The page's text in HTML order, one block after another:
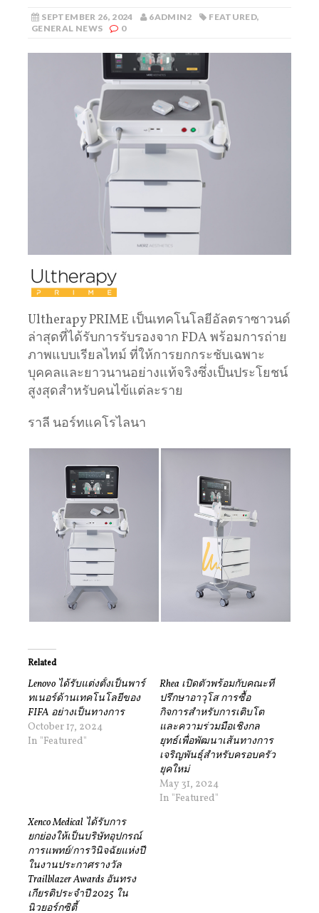
SEPTEMBER 26, 2024 6ADMIN2 FEATURED,
GENERAL NEWS
0
Ultherapy PRIME เป็นเทคโนโลยีอัลตราซาวนด์
ล่าสุดที่ได้รับการรับรองจาก FDA พร้อมการถ่าย
ภาพแบบเรียลไทม์ ที่ให้การยกกระชับเฉพาะ
บุคคลและยาวนานอย่างแท้จริงซึ่งเป็นประโยชน์
สูงสุดสําหรับคนไข้แต่ละราย
ราลี นอร์ทแคโรไลนา
Related
Lenovo ได้รับแต่งตั้งเป็นพาร์
ทเนอร์ด้านเทคโนโลยีของ
FIFA อย่างเป็นทางการ
October 17, 2024
In "Featured"
Rhea เปิดตัวพร้อมกับคณะที่
ปรึกษาอาวุโส การซื้อ
กิจการสำหรับการเติบโต
และความร่วมมือเชิงกล
ยุทธ์เพื่อพัฒนาเส้นทางการ
เจริญพันธุ์สำหรับครอบครัว
ยุคใหม่
May 31, 2024
In "Featured"
Xenco Medical ได้รับการ
ยกย่องให้เป็นบริษัทอุปกรณ์
การแพทย์/การวินิจฉัยแห่งปี
ในงานประกาศรางวัล
Trailblazer Awards อันทรง
เกียรติประจำปี 2025 ใน
นิวยอร์กซิตี้